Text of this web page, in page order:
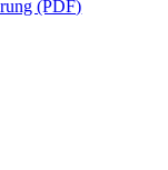
(PDF)